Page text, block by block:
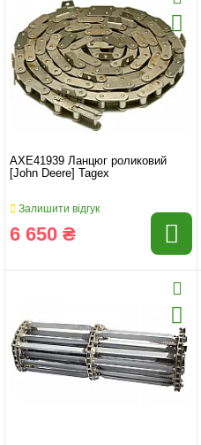
AXE41939 Ланцюг роликовий
[John Deere] Tagex
Залишити відгук
6 650 ₴